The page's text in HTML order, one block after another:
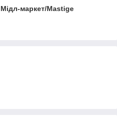
Мідл-маркет/Mastige